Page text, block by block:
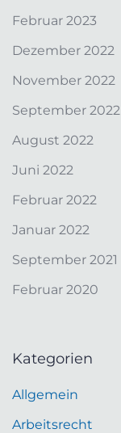
Februar 2023
Dezember 2022
November 2022
September 2022
August 2022
Juni 2022
Februar 2022
Januar 2022
September 2021
Februar 2020
Kategorien
Allgemein
Arbeitsrecht